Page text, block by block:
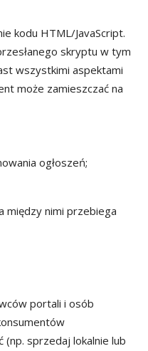
kodu HTML/JavaScript.
skryptu w tym
wszystkimi aspektami
może zamieszczać na
ogłoszeń;
między nimi przebiega
portali i osób
sprzedaj lokalnie lub